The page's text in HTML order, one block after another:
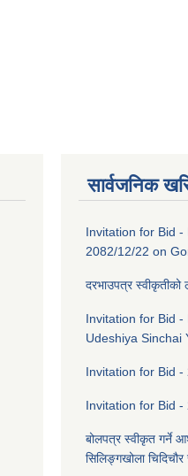
सार्वजनिक
Invitation for Bid -
2082/12/22 on
दरभाउपत्र
Invitation for Bid
Udeshiya Sinchai
Invitation for Bid -
Invitation for Bid -
बोलपत्र स्वीकृत गर्ने
सिलिङ्गखोला